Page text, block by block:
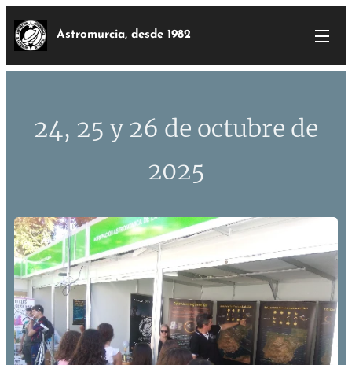
Astromurcia, desde 1982
24, 25 y 26 de octubre de
2025